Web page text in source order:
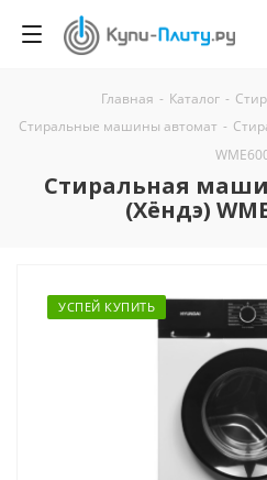
Главная - Каталог -
Стиральные машины автомат -
Стиральная
(Хёндэ)
УСПЕЙ КУПИТЬ